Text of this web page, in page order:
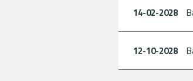
14-02-2028
12-10-2028